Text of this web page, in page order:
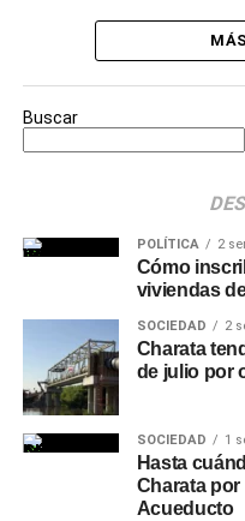
Buscar
POLÍTICA 2
Cómo
viviendas
SOCIEDAD 2
Charata
de julio por
SOCIEDAD 1
Hasta
Charata
Acueducto